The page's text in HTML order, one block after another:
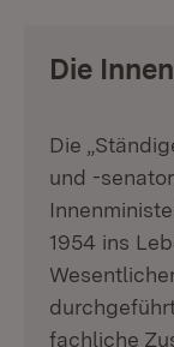
Die
Die
und -
1954 ins
fachliche